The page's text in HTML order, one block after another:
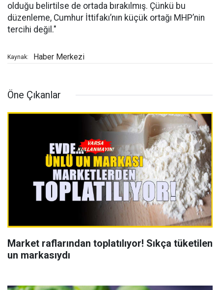
olduğu belirtilse de ortada bırakılmış. Çünkü bu
düzenleme, Cumhur İttifakı’nın küçük ortağı MHP’nin
tercihi değil."
Kaynak: Haber Merkezi
Öne Çıkanlar
Market raflarından toplatılıyor! Sıkça tüketilen
un markasıydı